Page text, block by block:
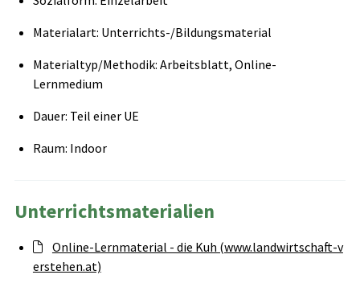
Materialart: Unterrichts-/Bildungsmaterial
Materialtyp/Methodik: Arbeitsblatt, Online-
Lernmedium
Dauer: Teil einer UE
Raum: Indoor
Unterrichtsmaterialien
Online-Lernmaterial - die Kuh (www.landwirtschaft-v
erstehen.at)